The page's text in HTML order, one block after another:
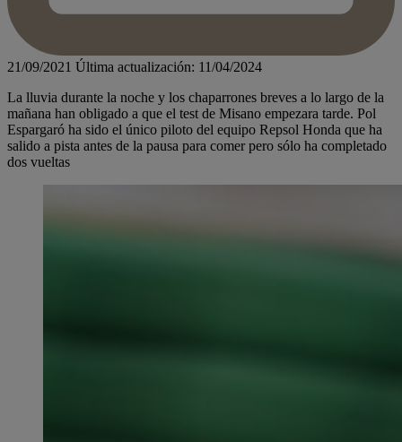
21/09/2021 Última actualización: 11/04/2024
La lluvia durante la noche y los chaparrones breves a lo largo de la
mañana han obligado a que el test de Misano empezara tarde. Pol
Espargaró ha sido el único piloto del equipo Repsol Honda que ha
salido a pista antes de la pausa para comer pero sólo ha completado
dos vueltas